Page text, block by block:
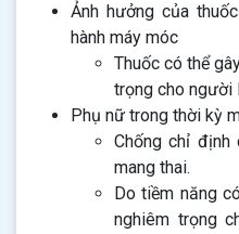
Ảnh hưởng của
hành máy móc
Thuốc có thể
trọng cho người
Phụ nữ trong thời kỳ
Chống chỉ định
mang thai.
Do tiềm năng
nghiêm trọng